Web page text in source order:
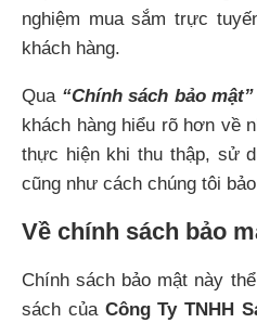
nghiệm mua sắm trực
khách hàng.
Qua “Chính sách bảo mật”
khách hàng hiểu rõ hơn về
thực hiện khi thu thập, sử
cũng như cách chúng tôi
Về chính sách bảo
Chính sách bảo mật này
sách của Công Ty TNHH